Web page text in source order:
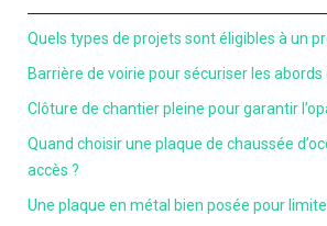
Quels types de projets sont éligibles à un
Barrière de voirie pour sécuriser les
Clôture de chantier pleine pour garantir
Quand choisir une plaque de chaussée
accès ?
Une plaque en métal bien posée pour